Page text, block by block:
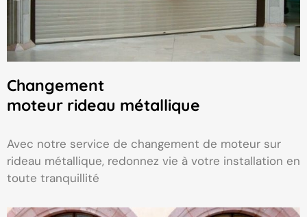
Changement
moteur rideau métallique
Avec notre service de changement de moteur sur
rideau métallique, redonnez vie à votre installation en
toute tranquillité